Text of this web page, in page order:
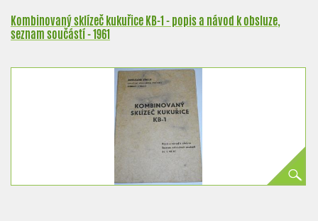
Kombinovaný sklízeč kukuřice KB-1 - popis a návod k obsluze,
seznam součástí - 1961